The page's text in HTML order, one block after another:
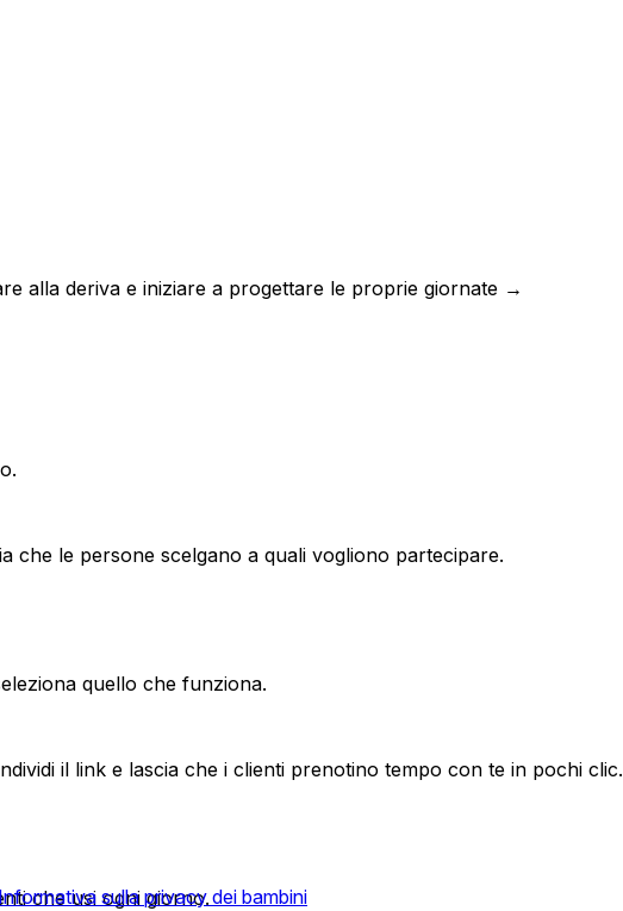
alla deriva e iniziare a progettare le proprie giornate →
che le persone scelgano a quali vogliono partecipare.
quello che funziona.
il link e lascia che i clienti prenotino tempo con te in pochi clic.
che usi ogni giorno.
sulla privacy dei bambini